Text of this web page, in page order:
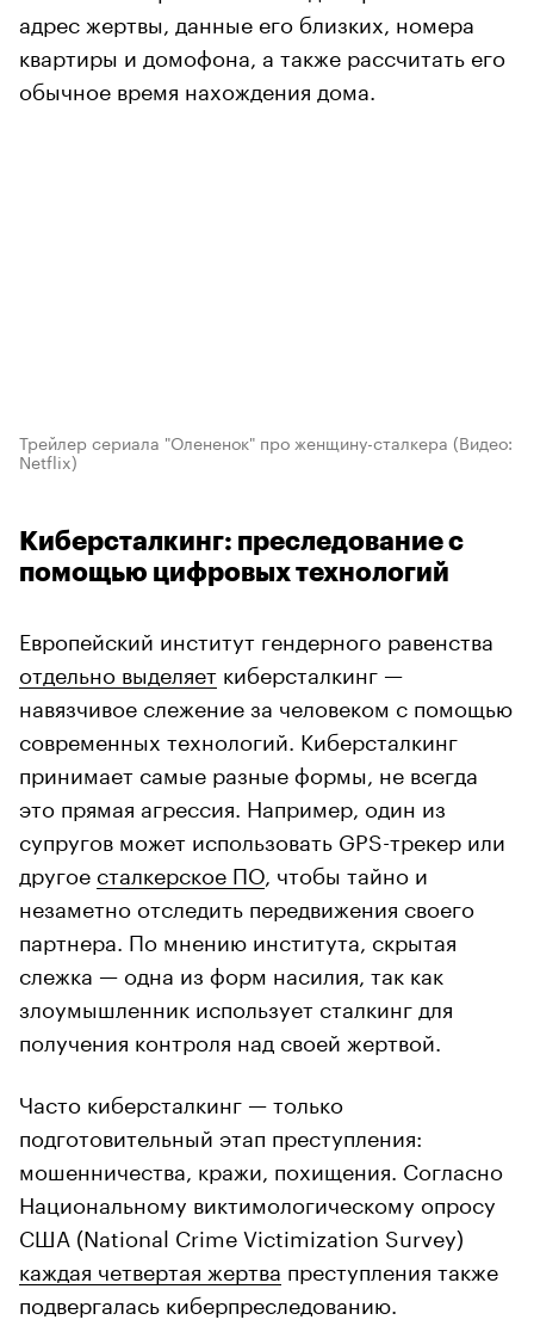
адрес жертвы, данные его близких, номера
квартиры и домофона, а также рассчитать его
обычное время нахождения дома.
Трейлер сериала "Олененок" про женщину-сталкера (Видео:
Netflix)
Киберсталкинг: преследование с
помощью цифровых технологий
Европейский институт гендерного равенства
отдельно выделяет киберсталкинг —
навязчивое слежение за человеком с помощью
современных технологий. Киберсталкинг
принимает самые разные формы, не всегда
это прямая агрессия. Например, один из
супругов может использовать GPS-трекер или
другое сталкерское ПО , чтобы тайно и
незаметно отследить передвижения своего
партнера. По мнению института, скрытая
слежка — одна из форм насилия, так как
злоумышленник использует сталкинг для
получения контроля над своей жертвой.
Часто киберсталкинг — только
подготовительный этап преступления:
мошенничества, кражи, похищения. Согласно
Национальному виктимологическому опросу
США (National Crime Victimization Survey)
каждая четвертая жертва преступления также
подвергалась киберпреследованию.